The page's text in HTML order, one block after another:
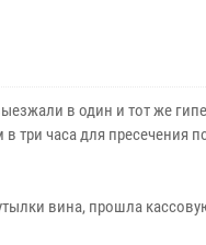
в один и тот же
три часа для пресечения
вина, прошла